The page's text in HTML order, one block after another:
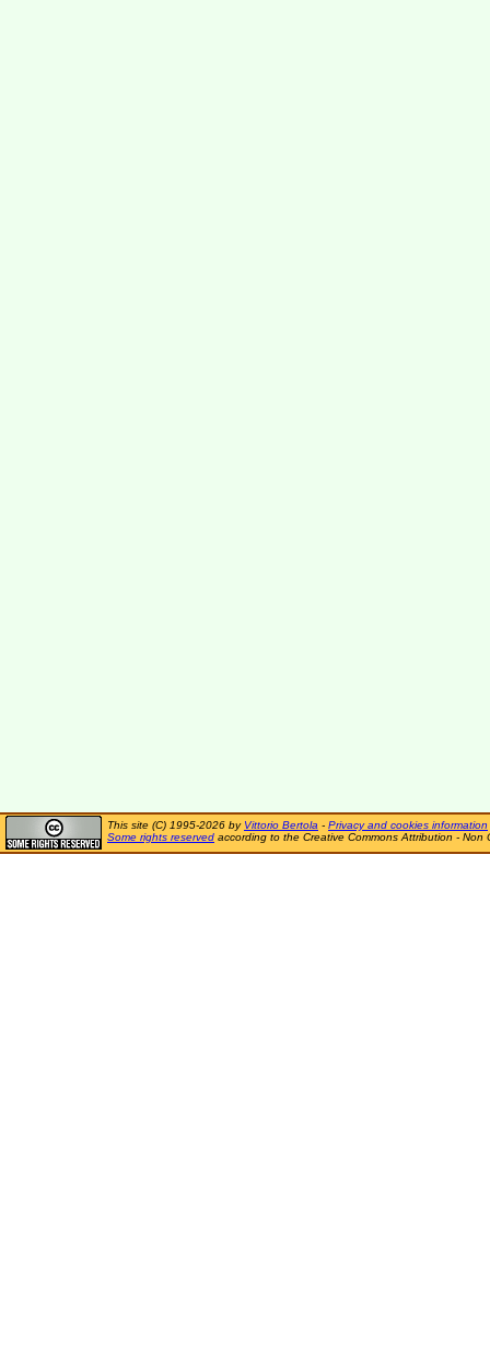
This site (C) 1995-2026 by Vittorio Bertola - Privacy and cookies information
Some rights reserved according to the Creative Commons Attribution - Non